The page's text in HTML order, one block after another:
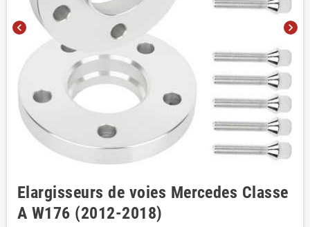
chevron_left chevron_right
Elargisseurs de voies Mercedes Classe
A W176 (2012-2018)